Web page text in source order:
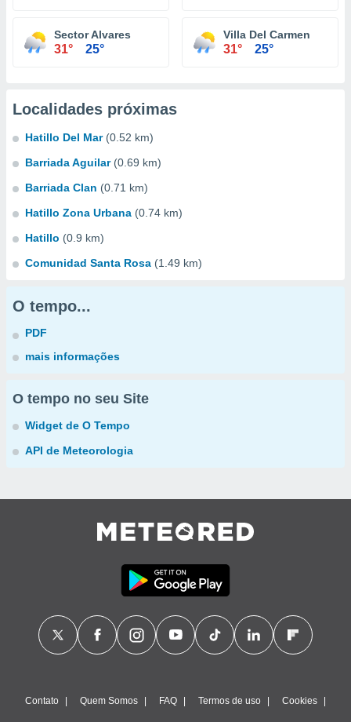
Sector Alvares
31° 25°
Villa Del Carmen
31° 25°
Localidades próximas
Hatillo Del Mar (0.52 km)
Barriada Aguilar (0.69 km)
Barriada Clan (0.71 km)
Hatillo Zona Urbana (0.74 km)
Hatillo (0.9 km)
Comunidad Santa Rosa (1.49 km)
O tempo...
PDF
mais informações
O tempo no seu Site
Widget de O Tempo
API de Meteorologia
Contato Quem Somos FAQ Termos de uso Cookies